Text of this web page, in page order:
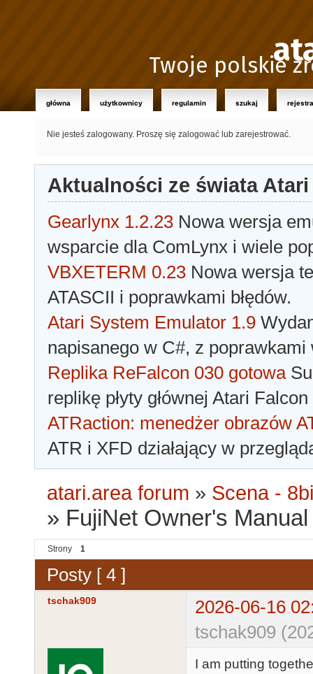
Twoje polskie
główna użytkownicy regulamin szukaj
Nie jesteś zalogowany. Proszę się zalogować lub zarejestrować.
Aktualności ze świata Atari
Gearlynx 1.2.23 Nowa wersja
wsparcie dla ComLynx i wiele
VBXETERM 0.23 Nowa wersja
ATASCII i poprawkami błędów.
Atari System Emulator 1.9
napisanego w C#, z poprawkami
Replika ReFalcon 030 gotowa
replikę płyty głównej Atari
ATRaction: menedżer obrazów
ATR i XFD działający w
atari.area forum » Scena -
» FujiNet Owner's
Strony 1
Posty [ 4 ]
tschak909
2026-06-16
tschak909
I am putting